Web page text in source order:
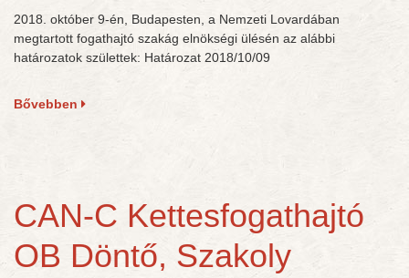
2018. október 9-én, Budapesten, a Nemzeti Lovardában
megtartott fogathajtó szakág elnökségi ülésén az alábbi
határozatok születtek: Határozat 2018/10/09
Bővebben
CAN-C Kettesfogathajtó
OB Döntő, Szakoly